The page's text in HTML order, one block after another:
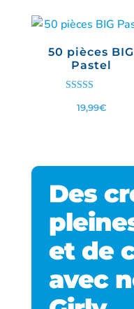
50 pièces BIG
Pastel
4.67
19,99€
Des
et de
avec